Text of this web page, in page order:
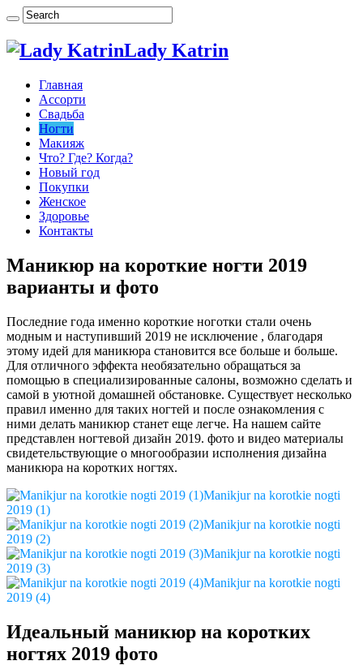
Lady Katrin
Главная
Ассорти
Свадьба
Ногти
Макияж
Что? Где? Когда?
Новый год
Покупки
Женское
Здоровье
Контакты
Маникюр на короткие ногти 2019
варианты и фото
Последние года именно короткие ноготки стали очень
модным и наступивший 2019 не исключение , благодаря
этому идей для маникюра становится все больше и больше.
Для отличного эффекта необязательно обращаться за
помощью в специализированные салоны, возможно сделать и
самой в уютной домашней обстановке. Существует несколько
правил именно для таких ногтей и после ознакомления с
ними делать маникюр станет еще легче. На нашем сайте
представлен ногтевой дизайн 2019. фото и видео материалы
свидетельствующие о многообразии исполнения дизайна
маникюра на коротких ногтях.
Manikjur na korotkie nogti
2019 (1)
Manikjur na korotkie nogti
2019 (2)
Manikjur na korotkie nogti
2019 (3)
Manikjur na korotkie nogti
2019 (4)
Идеальный маникюр на коротких
ногтях 2019 фото